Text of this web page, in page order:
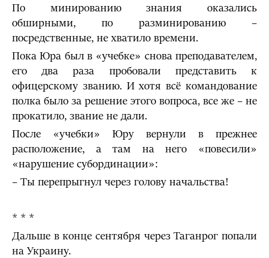
По минированию знания оказались
обширными, по разминированию –
посредственные, не хватило времени.
Пока Юра был в «учебке» снова преподавателем,
его два раза пробовали представить к
офицерскому званию. И хотя всё командование
полка было за решение этого вопроса, все же – не
прокатило, звание не дали.
После «учебки» Юру вернули в прежнее
расположение, а там на него «повесили»
«нарушение субординации»:
– Ты перепрыгнул через голову начальства!
* * *
Дальше в конце сентября через Таганрог попали
на Украину.